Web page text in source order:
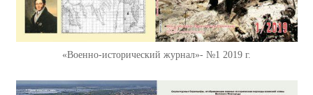
«Военно-исторический журнал»- №1 2019 г.